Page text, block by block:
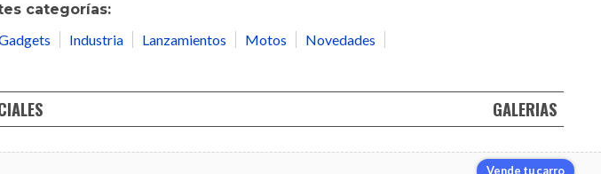
categorías:
Industria Lanzamientos Motos
Novedades
GALERIAS
Vende tu carro